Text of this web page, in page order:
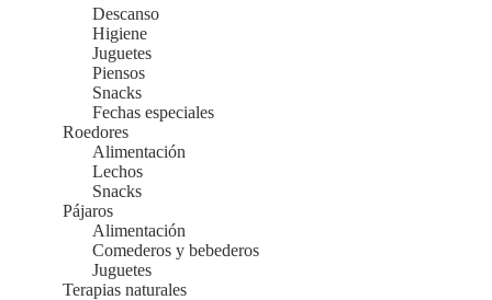
Descanso
Higiene
Juguetes
Piensos
Snacks
Fechas especiales
Roedores
Alimentación
Lechos
Snacks
Pájaros
Alimentación
Comederos y bebederos
Juguetes
Terapias naturales